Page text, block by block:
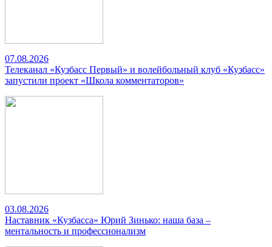
07.08.2026
Телеканал «Кузбасс Первый» и волейбольный клуб «Кузбасс»
запустили проект «Школа комментаторов»
03.08.2026
Наставник «Кузбасса» Юрий Зинько: наша база –
ментальность и профессионализм